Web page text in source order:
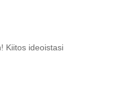
Kiitos ideoistasi